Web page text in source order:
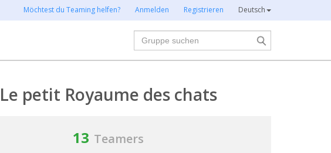
Möchtest du Teaming helfen? Anmelden Registrieren Deutsch
Suche
Le petit Royaume des chats
13 Teamers